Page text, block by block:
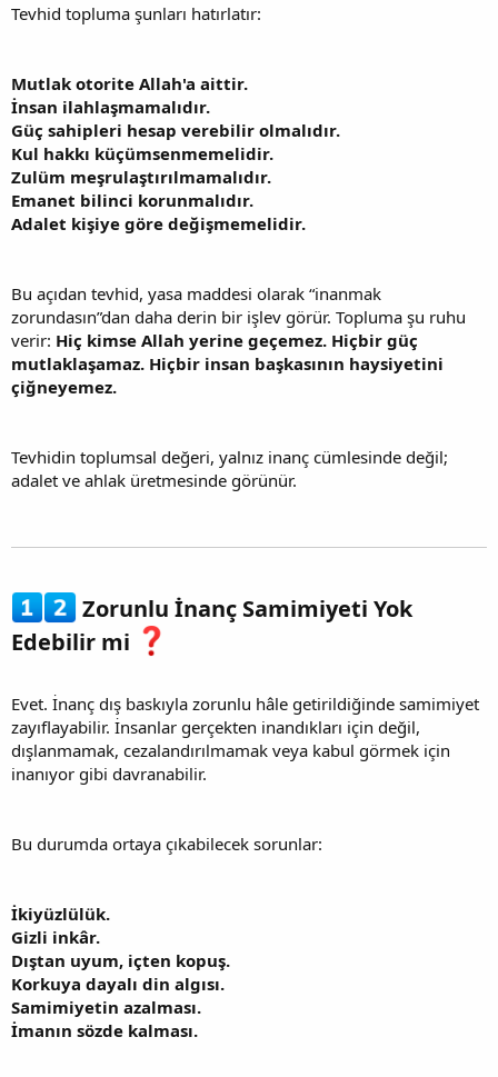
Tevhid topluma şunları hatırlatır:
Mutlak otorite Allah'a aittir.
İnsan ilahlaşmamalıdır.
Güç sahipleri hesap verebilir olmalıdır.
Kul hakkı küçümsenmemelidir.
Zulüm meşrulaştırılmamalıdır.
Emanet bilinci korunmalıdır.
Adalet kişiye göre değişmemelidir.
Bu açıdan tevhid, yasa maddesi olarak “inanmak
zorundasın”dan daha derin bir işlev görür. Topluma şu ruhu
verir: Hiç kimse Allah yerine geçemez. Hiçbir güç
mutlaklaşamaz. Hiçbir insan başkasının haysiyetini
çiğneyemez.
Tevhidin toplumsal değeri, yalnız inanç cümlesinde değil;
adalet ve ahlak üretmesinde görünür.
Zorunlu İnanç Samimiyeti Yok
Edebilir mi
Evet. İnanç dış baskıyla zorunlu hâle getirildiğinde samimiyet
zayıflayabilir. İnsanlar gerçekten inandıkları için değil,
dışlanmamak, cezalandırılmamak veya kabul görmek için
inanıyor gibi davranabilir.
Bu durumda ortaya çıkabilecek sorunlar:
İkiyüzlülük.
Gizli inkâr.
Dıştan uyum, içten kopuş.
Korkuya dayalı din algısı.
Samimiyetin azalması.
İmanın sözde kalması.